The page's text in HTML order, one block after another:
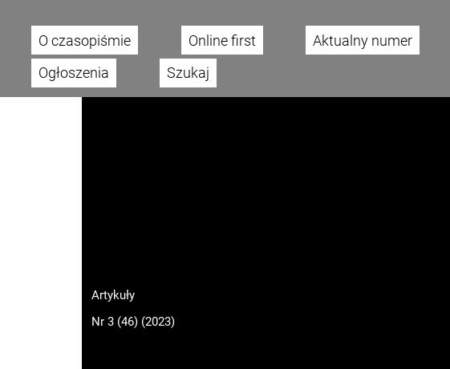
Main menu
O czasopiśmie Online first Aktualny numer
Ogłoszenia
Szukaj
Artykuły
Nr 3 (46) (2023)